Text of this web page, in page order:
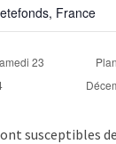
, France
23
susceptibles